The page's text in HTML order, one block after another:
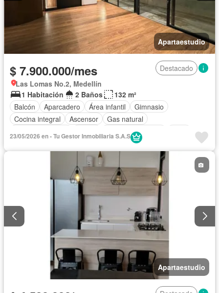
Apartaestudio
$ 7.900.000/mes
Destacado
Las Lomas No.2, Medellín
1 Habitación
2 Baños
132 m²
Balcón
Aparcadero Área infantil
Gimnasio
Cocina integral
Ascensor
Gas natural
Seguridad privada
23/05/2026 en - Tu Gestor Inmobiliaria S.A.S
Apartaestudio